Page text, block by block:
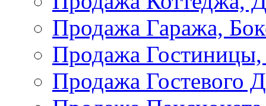
Продажа Гаража,
Продажа
Продажа Гостевого